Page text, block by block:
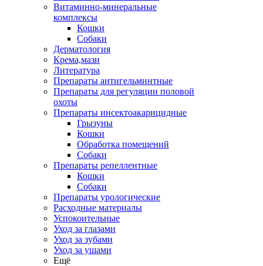
Витаминно-минеральные
комплексы
Кошки
Собаки
Дерматология
Крема,мази
Литература
Препараты антигельминтные
Препараты для регуляции половой
охоты
Препараты инсектоакарицидные
Грызуны
Кошки
Обработка помещений
Собаки
Препараты репеллентные
Кошки
Собаки
Препараты урологические
Расходные материалы
Успокоительные
Уход за глазами
Уход за зубами
Уход за ушами
Ещё